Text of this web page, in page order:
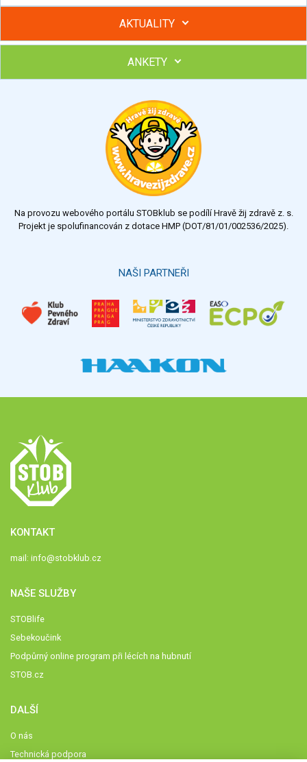
AKTUALITY
Hubněte s podporou lektorky a skupiny v kurzech STOBu
Chcete poradit s hubnutím? Najděte si odborníka STOBu ve
ANKETY
Výsledky Všechny ankety
Na provozu webového portálu STOBklub se podílí Hravě žij zdravě z. s.
Projekt je spolufinancován z dotace HMP (DOT/81/01/002536/2025).
NAŠI PARTNEŘI
KONTAKT
mail: info@stobklub.cz
NAŠE SLUŽBY
STOBlife
Sebekoučink
Podpůrný online program při lécích na hubnutí
STOB.cz
DALŠÍ
O nás
Technická podpora